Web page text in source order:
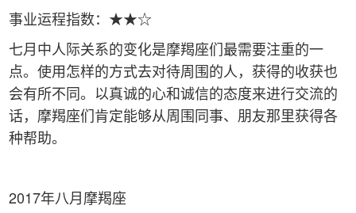
事业运程指数：★★☆
七月中人际关系的变化是摩羯座们最需要注重的一
点。使用怎样的方式去对待周围的人，获得的收获也
会有所不同。以真诚的心和诚信的态度来进行交流的
话，摩羯座们肯定能够从周围同事、朋友那里获得各
种帮助。
2017年八月摩羯座